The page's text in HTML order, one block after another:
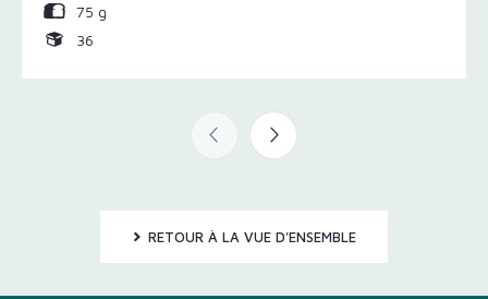
75 g
36
RETOUR À LA VUE D'ENSEMBLE